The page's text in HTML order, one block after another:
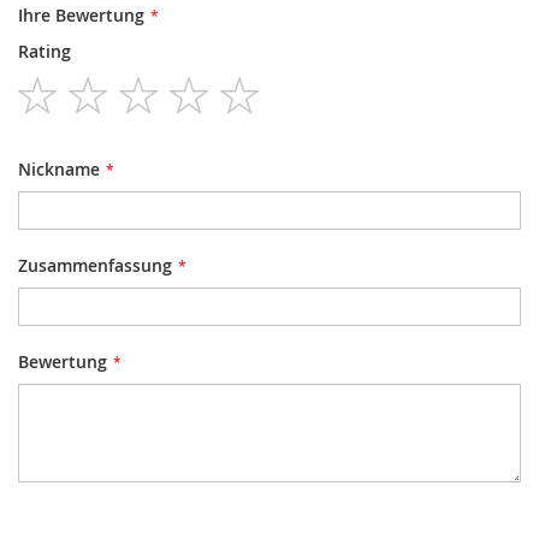
Ihre Bewertung
Rating
1
star
2
stars
3
stars
4
stars
Nickname
Zusammenfassung
Bewertung